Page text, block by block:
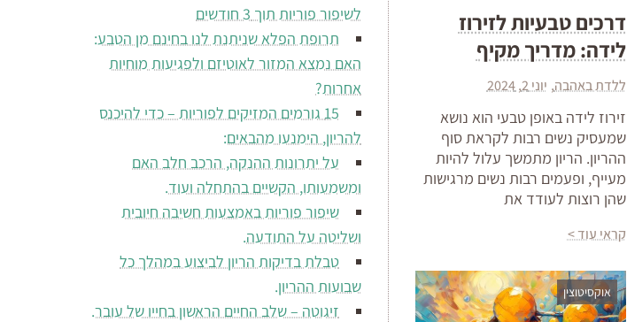
דרכים טבעיות לזירוז
לידה: מדריך מקיף
ללדת באהבה יוני 2, 2024
זירוז לידה באופן טבעי הוא נושא
שמעסיק נשים רבות לקראת סוף
ההריון. הריון מתמשך עלול להיות
מעייף, ופעמים רבות נשים מרגישות
שהן רוצות לעודד את
קראי עוד >
אוקסיטוצין
לשיפור פוריות תוך 3 חודשים
תרופת הפלא שניתנת לנו בחינם מן הטבע:
האם נמצא המזור לאוטיזם ולפגיעות מוחיות
אחרות?
15 גורמים המזיקים לפוריות – כדי להיכנס
להריון, הימנעו מהבאים:
על יתרונות ההנקה, הרכב חלב האם
ומשמעותו, הקשיים בהתחלה ועוד.
שיפור פוריות באמצעות חשיבה חיובית
ושליטה על התודעה.
טבלת בדיקות הריון לביצוע במהלך כל
שבועות ההריון.
זיגוטה – שלב החיים הראשון בחייו של עובר.